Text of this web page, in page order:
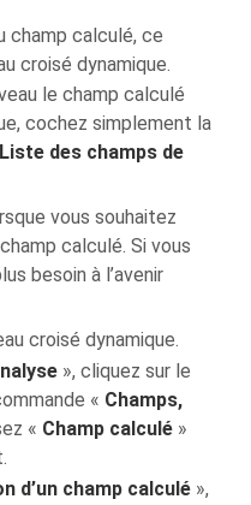
champ calculé, ce
croisé dynamique.
le champ calculé
cochez simplement la
des champs de
vous souhaitez
calculé. Si vous
besoin à l’avenir
croisé dynamique.
», cliquez sur le
« Champs,
« Champ calculé »
d’un champ calculé »,